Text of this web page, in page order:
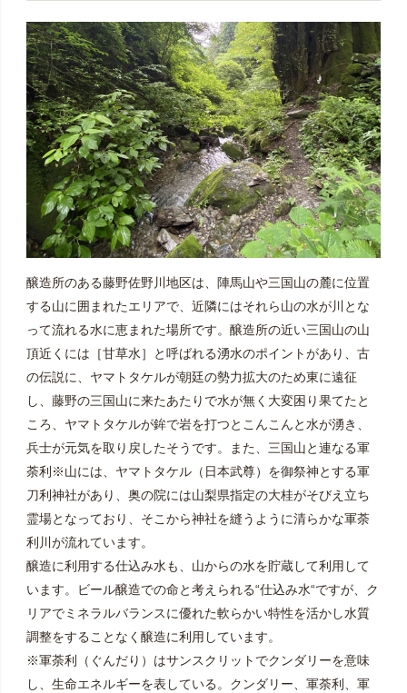
醸造所のある藤野佐野川地区は、陣馬山や三国山の麓に位置
する山に囲まれたエリアで、近隣にはそれら山の水が川とな
って流れる水に恵まれた場所です。醸造所の近い三国山の山
頂近くには［甘草水］と呼ばれる湧水のポイントがあり、古
の伝説に、ヤマトタケルが朝廷の勢力拡大のため東に遠征
し、藤野の三国山に来たあたりで水が無く大変困り果てたと
ころ、ヤマトタケルが鉾で岩を打つとこんこんと水が湧き、
兵士が元気を取り戻したそうです。また、三国山と連なる軍
荼利※山には、ヤマトタケル（日本武尊）を御祭神とする軍
刀利神社があり、奥の院には山梨県指定の大桂がそびえ立ち
霊場となっており、そこから神社を縫うように清らかな軍荼
利川が流れています。
醸造に利用する仕込み水も、山からの水を貯蔵して利用して
います。ビール醸造での命と考えられる“仕込み水“ですが、ク
リアでミネラルバランスに優れた軟らかい特性を活かし水質
調整をすることなく醸造に利用しています。
※軍荼利（ぐんだり）はサンスクリットでクンダリーを意味
し、生命エネルギーを表している。クンダリー、軍荼利、軍